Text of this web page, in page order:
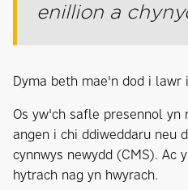
enillion a
Dyma beth mae'n dod i lawr
Os yw'ch safle presennol yn
angen i chi ddiweddaru neu
cynnwys newydd (CMS). Ac
hytrach nag yn hwyrach.